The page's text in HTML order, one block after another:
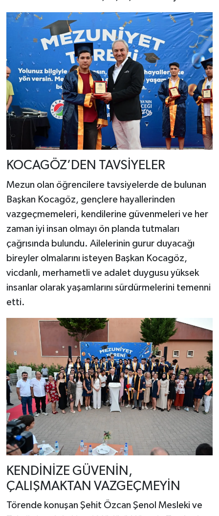
KOCAGÖZ’DEN TAVSİYELER
Mezun olan öğrencilere tavsiyelerde de bulunan
Başkan Kocagöz, gençlere hayallerinden
vazgeçmemeleri, kendilerine güvenmeleri ve her
zaman iyi insan olmayı ön planda tutmaları
çağrısında bulundu. Ailelerinin gurur duyacağı
bireyler olmalarını isteyen Başkan Kocagöz,
vicdanlı, merhametli ve adalet duygusu yüksek
insanlar olarak yaşamlarını sürdürmelerini temenni
etti.
KENDİNİZE GÜVENİN,
ÇALIŞMAKTAN VAZGEÇMEYİN
Törende konuşan Şehit Özcan Şenol Mesleki ve